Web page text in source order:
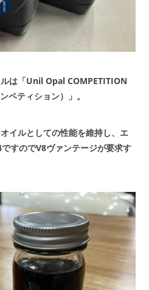
は「Unil Opal COMPETITION
ペティション）」。
イルとしての性能を維持し、エ
すのでV8ヴァンテージが要求す